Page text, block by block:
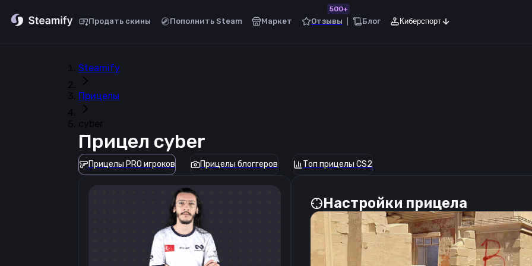
Продать скины Пополнить Steam Маркет Отзывы
500+
Блог Киберспорт
Steamify
Прицелы
cyber
Прицел cyber
Прицелы PRO игроков Прицелы блоггеров Топ прицелы CS2
Настройки прицела